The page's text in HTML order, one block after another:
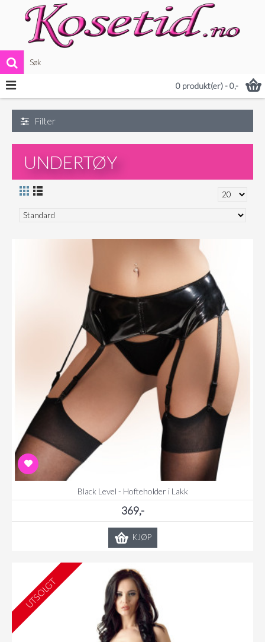
0 produkt(er) - 0,-
Filter
UNDERTØY
Black Level - Hofteholder i Lakk
369,-
KJØP
UTSOLGT